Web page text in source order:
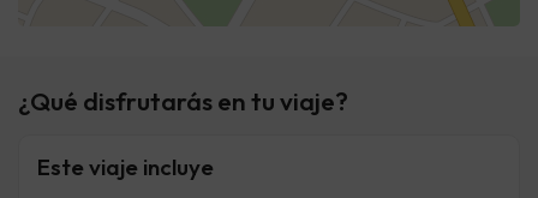
¿Qué disfrutarás en tu viaje?
Este viaje incluye